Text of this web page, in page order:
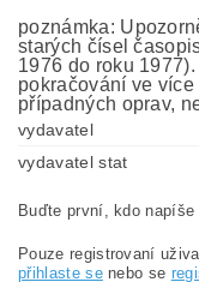
poznámka:
starých čísel
1976 do roku
pokračování ve
případných oprav,
vydavatel
vydavatel stat
Buďte první, kdo
Pouze registrovaní
přihlaste senebo se